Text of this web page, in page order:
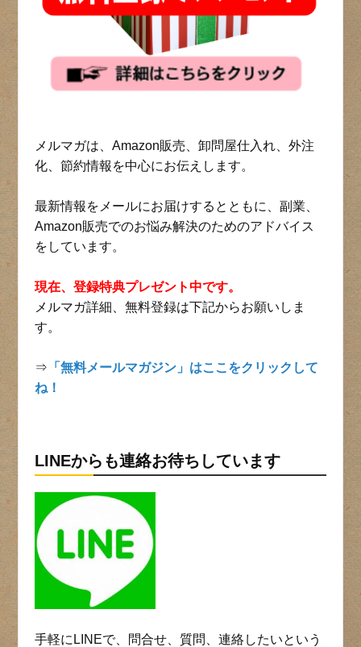
メルマガは、Amazon販売、卸問屋仕入れ、外注
化、節約情報を中心にお伝えします。
最新情報をメールにお届けするとともに、副業、
Amazon販売でのお悩み解決のためのアドバイス
をしています。
現在、登録特典プレゼント中です。
メルマガ詳細、無料登録は下記からお願いしま
す。
⇒ 「無料メールマガジン」はここをクリックして
ね！
LINEからも連絡お待ちしています
手軽にLINEで、問合せ、質問、連絡したいという